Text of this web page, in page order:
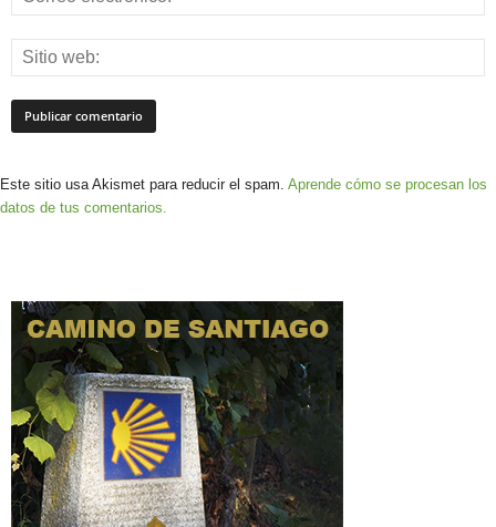
Este sitio usa Akismet para reducir el spam. Aprende cómo se procesan los
datos de tus comentarios.